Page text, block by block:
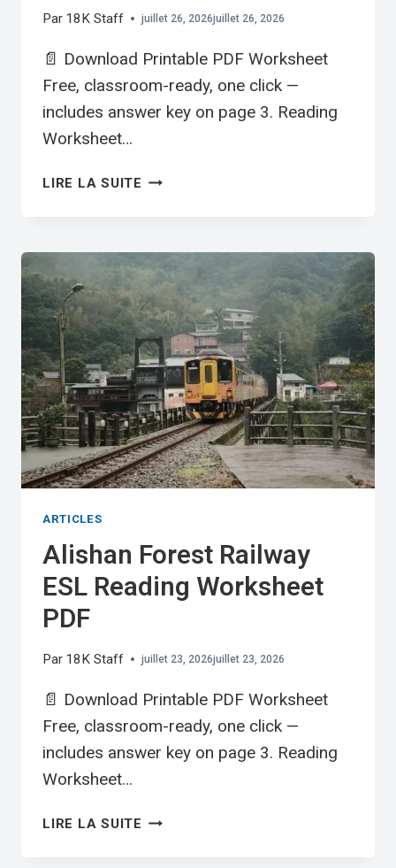
Par 18K Staff juillet 26, 2026juillet 26, 2026
📄 Download Printable PDF Worksheet
Free, classroom-ready, one click —
includes answer key on page 3. Reading
Worksheet…
LIRE LA SUITE TEA
ELEMENTARY
ESL
READING
WORKSHEET
PDF
ARTICLES
Alishan Forest Railway
ESL Reading Worksheet
PDF
Par 18K Staff juillet 23, 2026juillet 23, 2026
📄 Download Printable PDF Worksheet
Free, classroom-ready, one click —
includes answer key on page 3. Reading
Worksheet…
LIRE LA SUITE ALISHAN